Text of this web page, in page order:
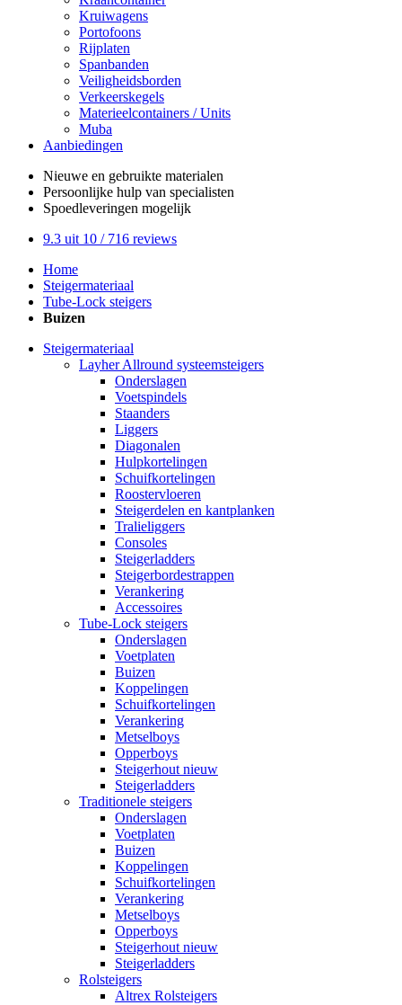
Kruiwagens
Portofoons
Rijplaten
Spanbanden
Veiligheidsborden
Verkeerskegels
Materieelcontainers / Units
Muba
Aanbiedingen
Nieuwe en gebruikte materialen
Persoonlijke hulp van specialisten
Spoedleveringen mogelijk
9.3 uit 10 / 716 reviews
Home
Steigermateriaal
Tube-Lock steigers
Buizen
Steigermateriaal
Layher Allround systeemsteigers
Onderslagen
Voetspindels
Staanders
Liggers
Diagonalen
Hulpkortelingen
Schuifkortelingen
Roostervloeren
Steigerdelen en kantplanken
Tralieliggers
Consoles
Steigerladders
Steigerbordestrappen
Verankering
Accessoires
Tube-Lock steigers
Onderslagen
Voetplaten
Buizen
Koppelingen
Schuifkortelingen
Verankering
Metselboys
Opperboys
Steigerhout nieuw
Steigerladders
Traditionele steigers
Onderslagen
Voetplaten
Buizen
Koppelingen
Schuifkortelingen
Verankering
Metselboys
Opperboys
Steigerhout nieuw
Steigerladders
Rolsteigers
Altrex Rolsteigers